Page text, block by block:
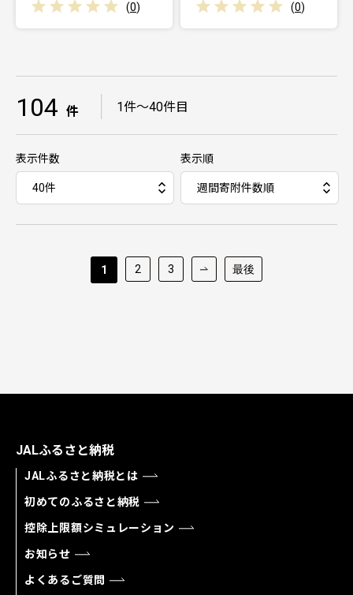
(0) (0)
104 件 1件～40件目
表示件数 表示順
1 2 3 最後
JALふるさと納税
JALふるさと納税とは
初めてのふるさと納税
控除上限額シミュレーション
お知らせ
よくあるご質問